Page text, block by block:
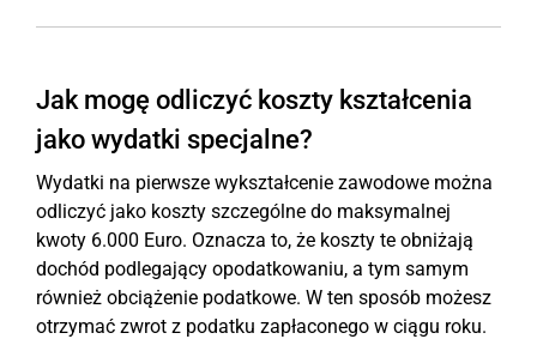
Jak mogę odliczyć koszty kształcenia
jako wydatki specjalne?
Wydatki na pierwsze wykształcenie zawodowe można
odliczyć jako koszty szczególne do maksymalnej
kwoty 6.000 Euro. Oznacza to, że koszty te obniżają
dochód podlegający opodatkowaniu, a tym samym
również obciążenie podatkowe. W ten sposób możesz
otrzymać zwrot z podatku zapłaconego w ciągu roku.